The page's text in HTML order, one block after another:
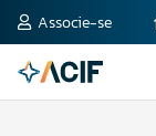
Associe-se